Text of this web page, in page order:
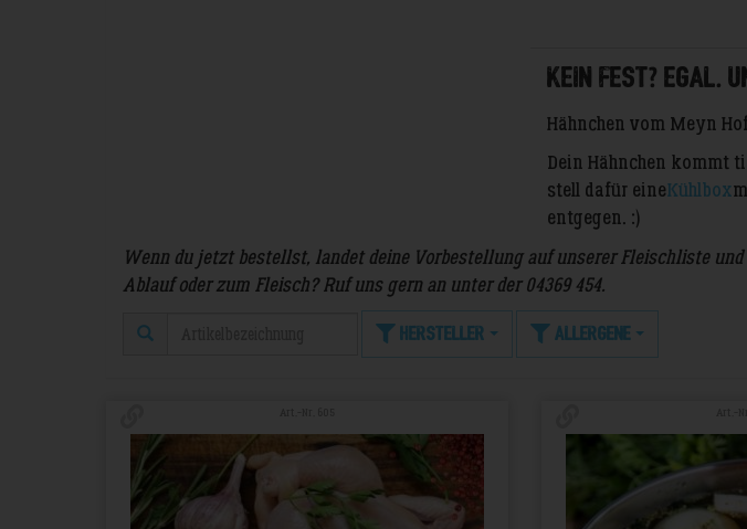
Kein Fest? Egal.
Hähnchen vom Meyn
Dein Hähnchen kommt
stell dafür eineKühlbox
entgegen. :)
Wenn du jetzt bestellst, landet deine Vorbestellung auf unserer Fleischliste
Ablauf oder zum Fleisch? Ruf uns gern an unter der 04369 454.
Hersteller Allergene